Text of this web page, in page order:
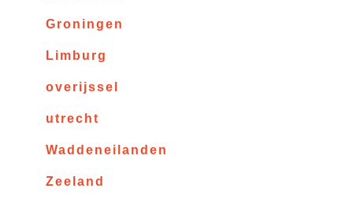
Groningen
Limburg
overijssel
utrecht
Waddeneilanden
Zeeland